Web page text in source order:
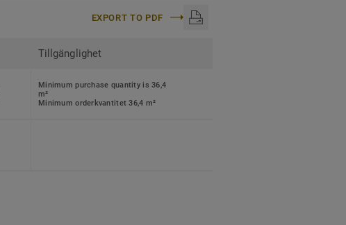
EXPORT TO PDF
Tillgänglighet
Minimum purchase quantity is 36,4
m²
Minimum orderkvantitet 36,4 m²